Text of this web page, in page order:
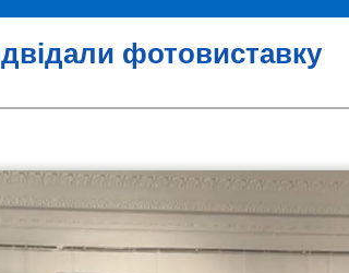
фотовиставку